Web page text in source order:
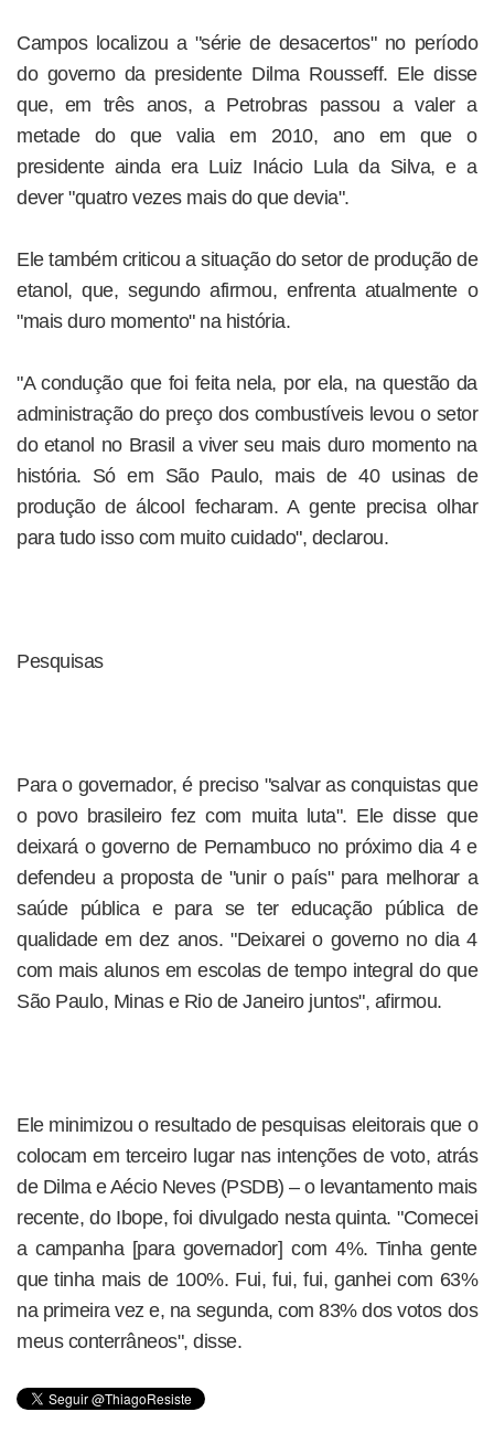
Campos localizou a "série de desacertos" no período
do governo da presidente Dilma Rousseff. Ele disse
que, em três anos, a Petrobras passou a valer a
metade do que valia em 2010, ano em que o
presidente ainda era Luiz Inácio Lula da Silva, e a
dever "quatro vezes mais do que devia".
Ele também criticou a situação do setor de produção de
etanol, que, segundo afirmou, enfrenta atualmente o
"mais duro momento" na história.
"A condução que foi feita nela, por ela, na questão da
administração do preço dos combustíveis levou o setor
do etanol no Brasil a viver seu mais duro momento na
história. Só em São Paulo, mais de 40 usinas de
produção de álcool fecharam. A gente precisa olhar
para tudo isso com muito cuidado", declarou.
Pesquisas
Para o governador, é preciso "salvar as conquistas que
o povo brasileiro fez com muita luta". Ele disse que
deixará o governo de Pernambuco no próximo dia 4 e
defendeu a proposta de "unir o país" para melhorar a
saúde pública e para se ter educação pública de
qualidade em dez anos. "Deixarei o governo no dia 4
com mais alunos em escolas de tempo integral do que
São Paulo, Minas e Rio de Janeiro juntos", afirmou.
Ele minimizou o resultado de pesquisas eleitorais que o
colocam em terceiro lugar nas intenções de voto, atrás
de Dilma e Aécio Neves (PSDB) – o levantamento mais
recente, do Ibope, foi divulgado nesta quinta. "Comecei
a campanha [para governador] com 4%. Tinha gente
que tinha mais de 100%. Fui, fui, fui, ganhei com 63%
na primeira vez e, na segunda, com 83% dos votos dos
meus conterrâneos", disse.